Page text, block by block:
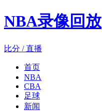
NBA录像回放
比分 / 直播
首页
NBA
CBA
足球
新闻